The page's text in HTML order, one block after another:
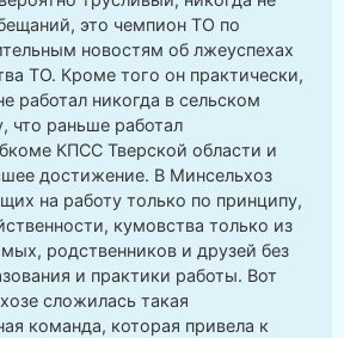
это чемпион ТО по
новостям об лжеуспехах
ТО. Кроме того он практически,
работал никогда в сельском
что раньше работал
КПСС Тверской области и
достижение. В Минсельхоз
на работу только по принципу,
кумовства только из
родственников и друзей без
и практики работы. Вот
сложилась такая
команда, которая привела к